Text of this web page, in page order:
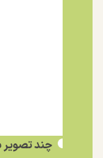
چند تصویر